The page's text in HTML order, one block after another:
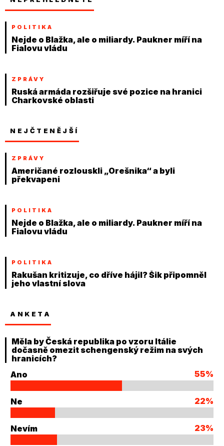
POLITIKA
Nejde o Blažka, ale o miliardy. Paukner míří na
Fialovu vládu
ZPRÁVY
Ruská armáda rozšiřuje své pozice na hranici
Charkovské oblasti
NEJČTENĚJŠÍ
ZPRÁVY
Američané rozlouskli „Orešnika“ a byli
překvapeni
POLITIKA
Nejde o Blažka, ale o miliardy. Paukner míří na
Fialovu vládu
POLITIKA
Rakušan kritizuje, co dříve hájil? Šik připomněl
jeho vlastní slova
ANKETA
Měla by Česká republika po vzoru Itálie
dočasně omezit schengenský režim na svých
hranicích?
Ano
55%
Ne 22%
Nevím 23%